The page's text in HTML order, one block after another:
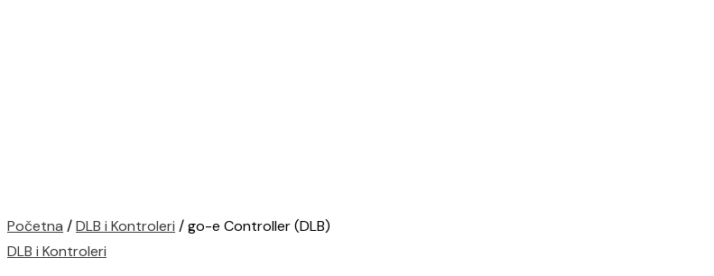
Početna /DLB i Kontroleri / go-e Controller (DLB)
DLB i Kontroleri